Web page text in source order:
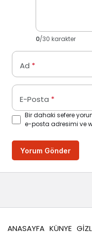
0/30 karakter
Ad *
E-Posta *
Bir dahaki sefere
e-posta adresimi ve
Yorum Gönder
ANASAYFA KÜNYE